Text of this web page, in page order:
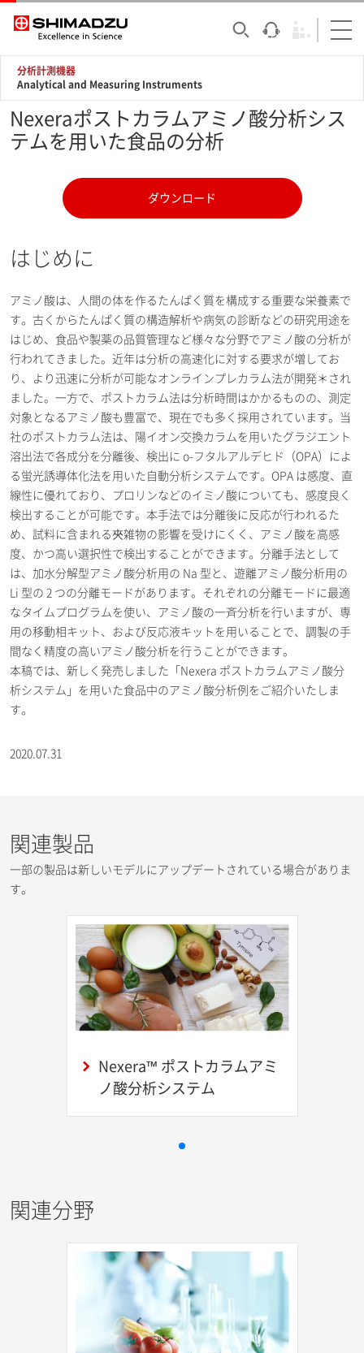
分析計測機器
Analytical and Measuring Instruments
Nexeraポストカラムアミノ酸分析シス
テムを用いた食品の分析
ダウンロード
はじめに
アミノ酸は、人間の体を作るたんぱく質を構成する重要な栄養素で
す。古くからたんぱく質の構造解析や病気の診断などの研究用途を
はじめ、食品や製薬の品質管理など様々な分野でアミノ酸の分析が
行われてきました。近年は分析の高速化に対する要求が増してお
り、より迅速に分析が可能なオンラインプレカラム法が開発＊され
ました。一方で、ポストカラム法は分析時間はかかるものの、測定
対象となるアミノ酸も豊富で、現在でも多く採用されています。当
社のポストカラム法は、陽イオン交換カラムを用いたグラジエント
溶出法で各成分を分離後、検出に o-フタルアルデヒド（OPA）によ
る蛍光誘導体化法を用いた自動分析システムです。OPA は感度、直
線性に優れており、プロリンなどのイミノ酸についても、感度良く
検出することが可能です。本手法では分離後に反応が行われるた
め、試料に含まれる夾雑物の影響を受けにくく、アミノ酸を高感
度、かつ高い選択性で検出することができます。分離手法として
は、加水分解型アミノ酸分析用の Na 型と、遊離アミノ酸分析用の
Li 型の 2 つの分離モードがあります。それぞれの分離モードに最適
なタイムプログラムを使い、アミノ酸の一斉分析を行いますが、専
用の移動相キット、および反応液キットを用いることで、調製の手
間なく精度の高いアミノ酸分析を行うことができます。
本稿では、新しく発売しました「Nexera ポストカラムアミノ酸分
析システム」を用いた食品中のアミノ酸分析例をご紹介いたしま
す。
2020.07.31
関連製品
一部の製品は新しいモデルにアップデートされている場合がありま
す。
Nexera™ ポストカラムアミ
ノ酸分析システム
関連分野